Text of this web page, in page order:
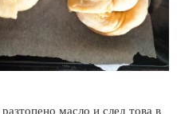
масло и след това в